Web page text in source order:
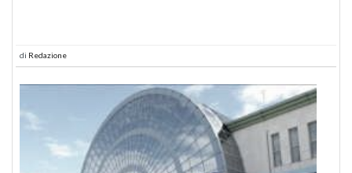
di Redazione